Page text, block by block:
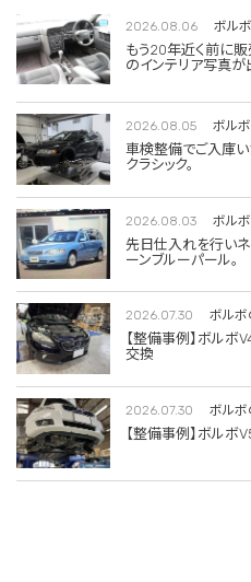
2026.08.06 ボル
もう20年近く前に
のインテリア写真が
2026.08.05 ボル
車検整備でご入庫
クラシック。
2026.08.03 ボル
先日仕入れを行いネ
ーンブルーパール。
2026.07.30 ボルボ
【整備事例】ボル
交換
2026.07.30 ボルボ
【整備事例】ボル